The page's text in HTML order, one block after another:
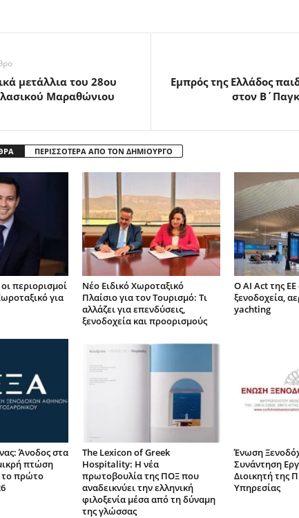
μετάλλια του 28ου
Μαραθώνιου
Εμπρός της Ελλάδος
στον
ΠΕΡΙΣΣΟΤΕΡΑ ΑΠΟ ΤΟΝ ΔΗΜΙΟΥΡΓΟ
περιορισμοί
για
Νέο Ειδικό Χωροταξικό
Πλαίσιο για τον Τουρισμό: Τι
αλλάζει για επενδύσεις,
ξενοδοχεία και προορισμούς
Ο AI Act της ΕΕ
ξενοδοχεία,
yachting
Άνοδος στα
πτώση
το πρώτο
The Lexicon of Greek
Hospitality: Η νέα
πρωτοβουλία της ΠΟΞ που
αναδεικνύει την ελληνική
φιλοξενία μέσα από τη δύναμη
της γλώσσας
Ένωση
Συνάντηση
Διοικητή της
Υπηρεσίας